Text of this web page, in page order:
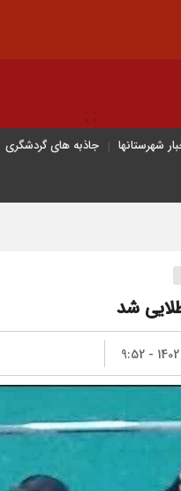
شهرستانها جاذبه های گردشگری
شد